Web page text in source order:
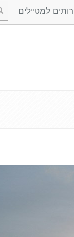
למטיילים